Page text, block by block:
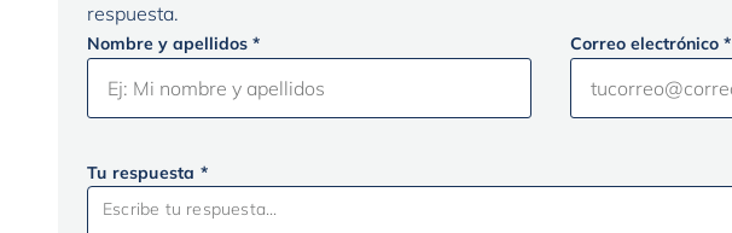
respuesta.
Nombre y apellidos * Correo electrónico *
Tu respuesta *